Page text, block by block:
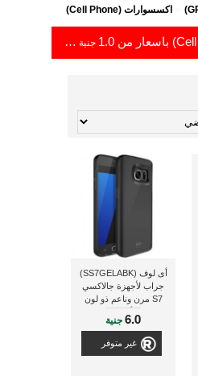
اكسسوارات (Cell Phone)
جنية إلى 312.7
أى لوف (SS7GELABK)
جراب لأجهزة جالاكسي
S7 مرن وناعم ذو لون
أسود6.0جنية
غير متوفر